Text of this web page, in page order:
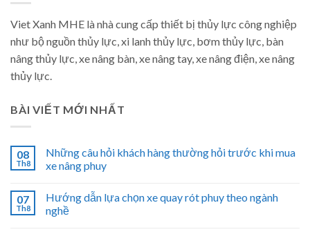
Viet Xanh MHE là nhà cung cấp thiết bị thủy lực công nghiệp
như bộ nguồn thủy lực, xi lanh thủy lực, bơm thủy lực, bàn
nâng thủy lực, xe nâng bàn, xe nâng tay, xe nâng điện, xe nâng
thủy lực.
BÀI VIẾT MỚI NHẤT
08
Th8
Những câu hỏi khách hàng thường hỏi trước khi mua
xe nâng phuy
07
Th8
Hướng dẫn lựa chọn xe quay rót phuy theo ngành
nghề